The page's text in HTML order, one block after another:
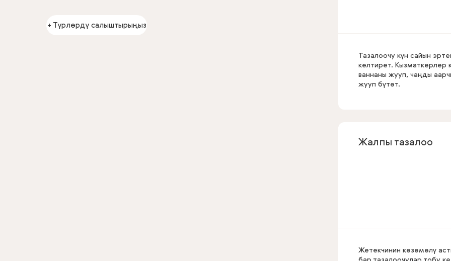
+ Түрлөрдү салыштырыңыз
Тазалоочу күн сайын
келтирет. Кызматкерлер
ваннаны жууп, чаңды
жууп бүтөт.
Жалпы тазалоо
Жетекчинин көзөмөлү